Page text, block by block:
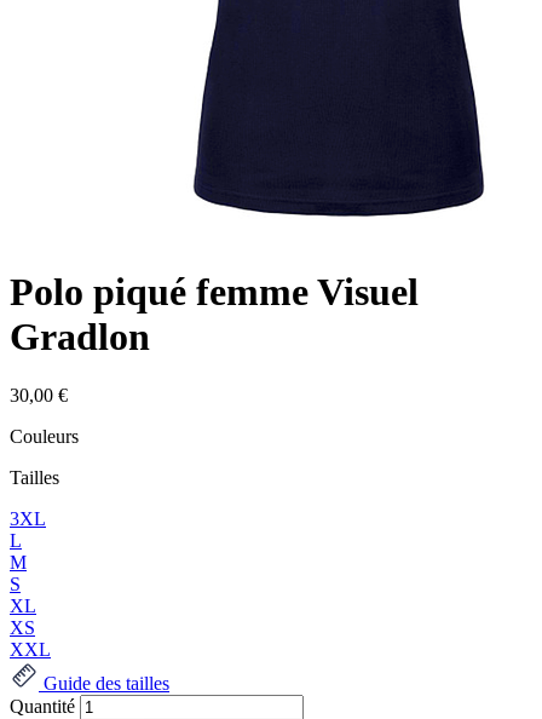
Polo piqué femme Visuel
Gradlon
30,00 €
Couleurs
Tailles
3XL
L
M
S
XL
XS
XXL
Guide des tailles
Quantité